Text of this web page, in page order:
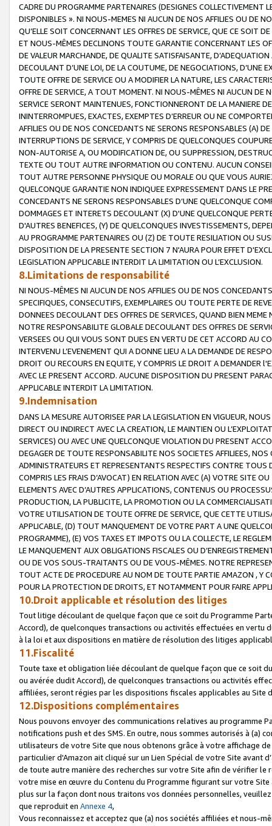
CADRE DU PROGRAMME PARTENAIRES (DESIGNES COLLECTIVEMENT
DISPONIBLES ». NI NOUS-MEMES NI AUCUN DE NOS AFFILIES OU DE
QU’ELLE SOIT CONCERNANT LES OFFRES DE SERVICE, QUE CE SOIT
ET NOUS-MÊMES DECLINONS TOUTE GARANTIE CONCERNANT LES
DE VALEUR MARCHANDE, DE QUALITE SATISFAISANTE,
DECOULANT D’UNE LOI, DE LA COUTUME, DE NEGOCIATIONS, D’UNE
TOUTE OFFRE DE SERVICE OU A MODIFIER LA NATURE, LES
OFFRE DE SERVICE, A TOUT MOMENT. NI NOUS-MÊMES NI AUCUN DE
SERVICE SERONT MAINTENUES, FONCTIONNERONT DE LA MANIERE
ININTERROMPUES, EXACTES, EXEMPTES D’ERREUR OU NE
AFFILIES OU DE NOS CONCEDANTS NE SERONS RESPONSABLES (A)
INTERRUPTIONS DE SERVICE, Y COMPRIS DE QUELCONQUES
NON-AUTORISE A, OU MODIFICATION DE, OU SUPPRESSION,
TEXTE OU TOUT AUTRE INFORMATION OU CONTENU. AUCUN
TOUT AUTRE PERSONNE PHYSIQUE OU MORALE OU QUE VOUS
QUELCONQUE GARANTIE NON INDIQUEE EXPRESSEMENT DANS LE
CONCEDANTS NE SERONS RESPONSABLES D’UNE QUELCONQUE
DOMMAGES ET INTERETS DECOULANT (X) D'UNE QUELCONQUE
D'AUTRES BENEFICES, (Y) DE QUELCONQUES INVESTISSEMENTS,
AU PROGRAMME PARTENAIRES OU (Z) DE TOUTE RESILIATION OU
DISPOSITION DE LA PRESENTE SECTION 7 N'AURA POUR EFFET
LEGISLATION APPLICABLE INTERDIT LA LIMITATION OU L’EXCLUSION.
8.Limitations de responsabilité
NI NOUS-MÊMES NI AUCUN DE NOS AFFILIES OU DE NOS
SPECIFIQUES, CONSECUTIFS, EXEMPLAIRES OU TOUTE PERTE DE
DONNEES DECOULANT DES OFFRES DE SERVICES, QUAND BIEN
NOTRE RESPONSABILITE GLOBALE DECOULANT DES OFFRES DE
VERSEES OU QUI VOUS SONT DUES EN VERTU DE CET ACCORD AU
INTERVENU L’EVENEMENT QUI A DONNE LIEU A LA DEMANDE DE
DROIT OU RECOURS EN EQUITE, Y COMPRIS LE DROIT A DEMANDER
AVEC LE PRESENT ACCORD. AUCUNE DISPOSITION DU PRESENT
APPLICABLE INTERDIT LA LIMITATION.
9.Indemnisation
DANS LA MESURE AUTORISEE PAR LA LEGISLATION EN VIGUEUR,
DIRECT OU INDIRECT AVEC LA CREATION, LE MAINTIEN OU
SERVICES) OU AVEC UNE QUELCONQUE VIOLATION DU PRESENT
DEGAGER DE TOUTE RESPONSABILITE NOS SOCIETES AFFILIEES,
ADMINISTRATEURS ET REPRESENTANTS RESPECTIFS CONTRE
COMPRIS LES FRAIS D’AVOCAT) EN RELATION AVEC (A) VOTRE SITE
ELEMENTS AVEC D’AUTRES APPLICATIONS, CONTENUS OU
PRODUCTION, LA PUBLICITE, LA PROMOTION OU LA
VOTRE UTILISATION DE TOUTE OFFRE DE SERVICE, QUE CETTE
APPLICABLE, (D) TOUT MANQUEMENT DE VOTRE PART A UNE
PROGRAMME), (E) VOS TAXES ET IMPOTS OU LA COLLECTE, LE
LE MANQUEMENT AUX OBLIGATIONS FISCALES OU
OU DE VOS SOUS-TRAITANTS OU DE VOUS-MÊMES. NOTRE
TOUT ACTE DE PROCEDURE AU NOM DE TOUTE PARTIE AMAZON , Y
POUR LA PROTECTION DE DROITS, ET NOTAMMENT POUR FAIRE
10.Droit applicable et résolution des litiges
Tout litige découlant de quelque façon que ce soit du Programme
Accord), de quelconques transactions ou activités effectuées en vertu
à la loi et aux dispositions en matière de résolution des litiges
11.Fiscalité
Toute taxe et obligation liée découlant de quelque façon que ce soit
ou avérée dudit Accord), de quelconques transactions ou activités
affiliées, seront régies par les dispositions fiscales applicables au Site
12.Dispositions complémentaires
Nous pouvons envoyer des communications relatives au programme
notifications push et des SMS. En outre, nous sommes autorisés à
utilisateurs de votre Site que nous obtenons grâce à votre affichage
particulier d'Amazon ait cliqué sur un Lien Spécial de votre Site avant
de toute autre manière des recherches sur votre Site afin de vérifier
votre mise en œuvre du Contenu du Programme figurant sur votre
plus sur la façon dont nous traitons vos données personnelles,
que reproduit en Annexe 4,
Vous reconnaissez et acceptez que (a) nos sociétés affiliées et nous-